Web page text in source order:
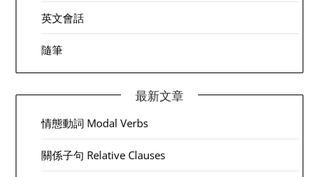
英文會話
隨筆
最新文章
情態動詞 Modal Verbs
關係子句 Relative Clauses